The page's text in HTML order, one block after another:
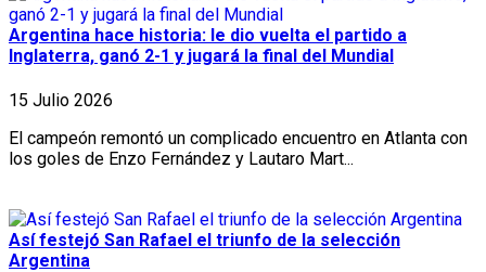
Argentina hace historia: le dio vuelta el partido a
Inglaterra, ganó 2-1 y jugará la final del Mundial
15 Julio 2026
El campeón remontó un complicado encuentro en Atlanta con
los goles de Enzo Fernández y Lautaro Mart...
Así festejó San Rafael el triunfo de la selección
Argentina